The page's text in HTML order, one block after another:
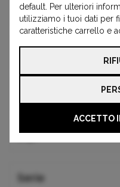
Classe Slc
Classe Sls Amg
Eqb
Serie
default. Per ulteriori
utilizziamo i tuoi dati per
caratteristiche carrello e
ACCETTO